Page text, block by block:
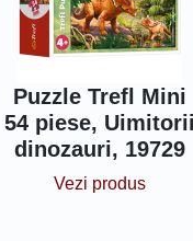
Puzzle Trefl Mini
54 piese, Uimitorii
dinozauri, 19729
Vezi produs